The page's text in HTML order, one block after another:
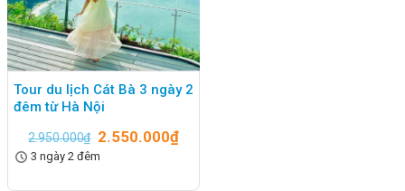
Tour du lịch Cát Bà 3 ngày 2
đêm từ Hà Nội
2.950.000₫ 2.550.000₫
3 ngày 2 đêm